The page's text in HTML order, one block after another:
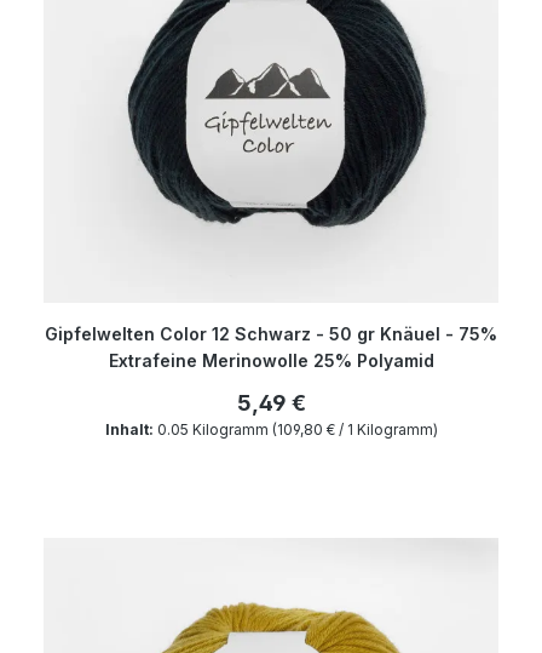
Gipfelwelten Color 12 Schwarz - 50 gr Knäuel - 75%
Extrafeine Merinowolle 25% Polyamid
5,49 €
Inhalt: 0.05 Kilogramm (109,80 € / 1 Kilogramm)